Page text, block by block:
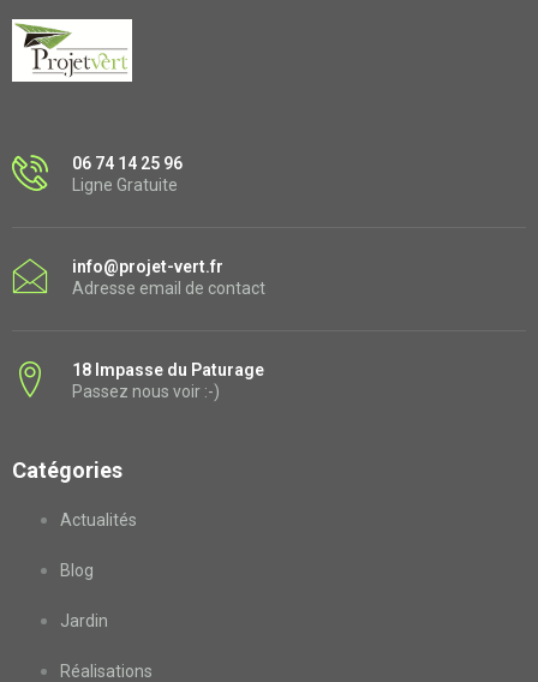
06 74 14 25 96
Ligne Gratuite
info@projet-vert.fr
Adresse email de contact
18 Impasse du Paturage
Passez nous voir :-)
Catégories
Actualités
Blog
Jardin
Réalisations